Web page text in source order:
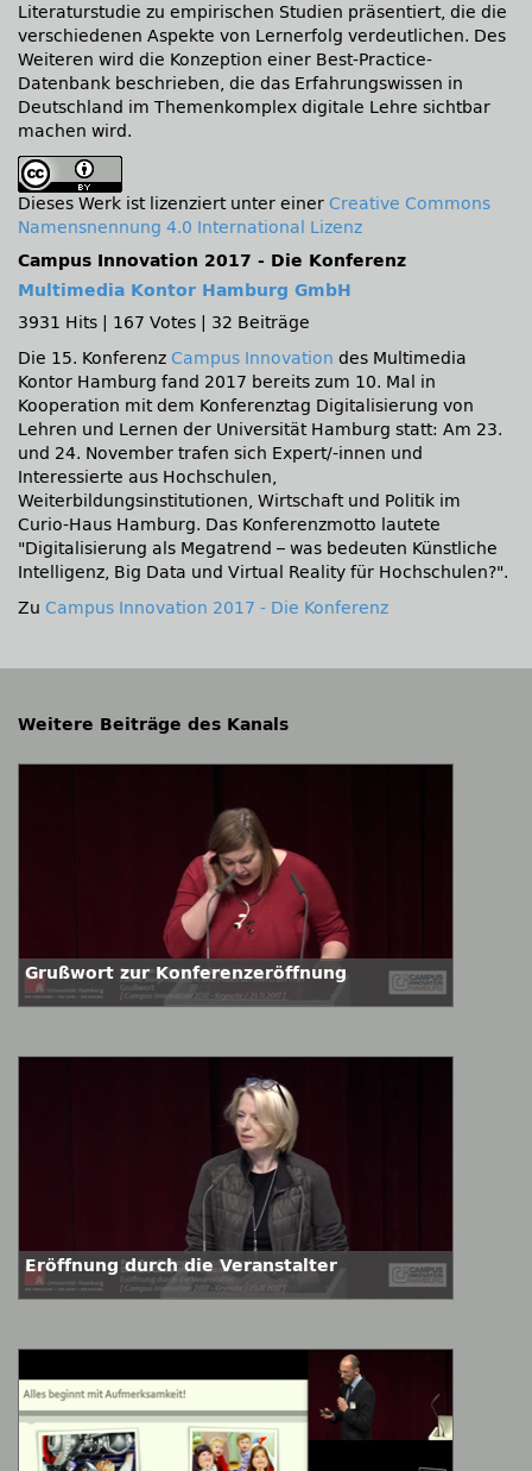
Literaturstudie zu empirischen Studien präsentiert, die die
verschiedenen Aspekte von Lernerfolg verdeutlichen. Des
Weiteren wird die Konzeption einer Best-Practice-
Datenbank beschrieben, die das Erfahrungswissen in
Deutschland im Themenkomplex digitale Lehre sichtbar
machen wird.
Dieses Werk ist lizenziert unter einer Creative Commons
Namensnennung 4.0 International Lizenz
Campus Innovation 2017 - Die Konferenz
Multimedia Kontor Hamburg GmbH
3931 Hits
167 Votes
32 Beiträge
Die 15. Konferenz Campus Innovation des Multimedia
Kontor Hamburg fand 2017 bereits zum 10. Mal in
Kooperation mit dem Konferenztag Digitalisierung von
Lehren und Lernen der Universität Hamburg statt: Am 23.
und 24. November trafen sich Expert/-innen und
Interessierte aus Hochschulen,
Weiterbildungsinstitutionen, Wirtschaft und Politik im
Curio-Haus Hamburg. Das Konferenzmotto lautete
Digitalisierung als Megatrend – was bedeuten Künstliche
Intelligenz, Big Data und Virtual Reality für Hochschulen? .
Zu Campus Innovation 2017 - Die Konferenz
Weitere Beiträge des Kanals
Grußwort zur Konferenzeröffnung
Eröffnung durch die Veranstalter